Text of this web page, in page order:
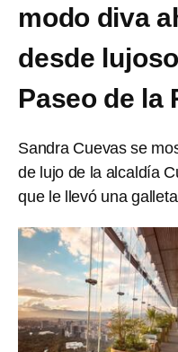
modo diva
desde
Paseo de la
Sandra Cuevas se
de lujo de la alcaldía
que le llevó una